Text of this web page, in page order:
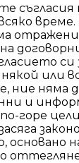
си
или
ние няма
и
горе
основано